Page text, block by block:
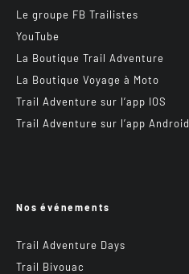
Le groupe FB Trailistes
YouTube
La Boutique Trail Adventure
La Boutique Voyage à Moto
Trail Adventure sur l’app IOS
Trail Adventure sur l’app Android
Nos événements
Trail Adventure Days
Trail Bivouac